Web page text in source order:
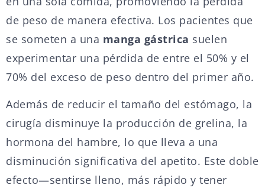
de peso de manera efectiva. Los pacientes que
se someten a una manga gástrica suelen
experimentar una pérdida de entre el 50% y el
70% del exceso de peso dentro del primer año.
Además de reducir el tamaño del estómago, la
cirugía disminuye la producción de grelina, la
hormona del hambre, lo que lleva a una
disminución significativa del apetito. Este doble
efecto—sentirse lleno, más rápido y tener